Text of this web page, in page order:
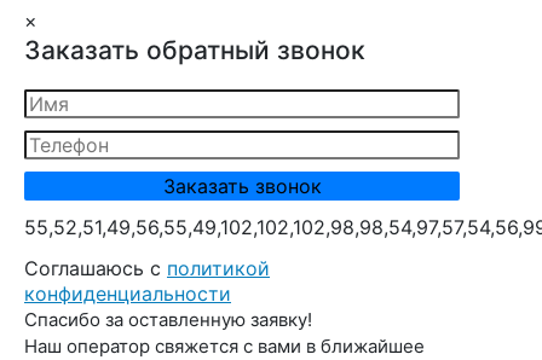
×
Заказать обратный звонок
Cоглашаюсь с политикой
конфиденциальности
Спасибо за оставленную заявку!
Наш оператор свяжется с вами в ближайшее